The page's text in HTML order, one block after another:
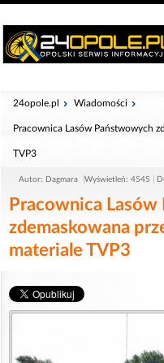
24opole.pl Wiadomości
Pracownica Lasów Państwowych
TVP3
Autor: Dagmara Wyświetleń: 4545
Pracownica
zdemaskowana
materiale TVP3